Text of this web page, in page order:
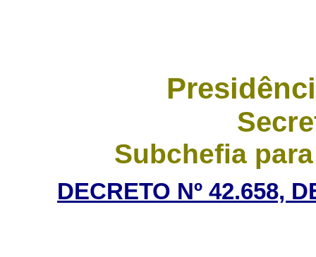
Subchefia
DECRETO Nº 42.658,